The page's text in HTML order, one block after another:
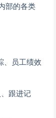
部的各类
、员工绩效
跟进记